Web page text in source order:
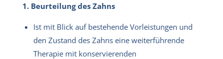
1. Beurteilung des Zahns
Ist mit Blick auf bestehende Vorleistungen und
den Zustand des Zahns eine weiterführende
Therapie mit konservierenden